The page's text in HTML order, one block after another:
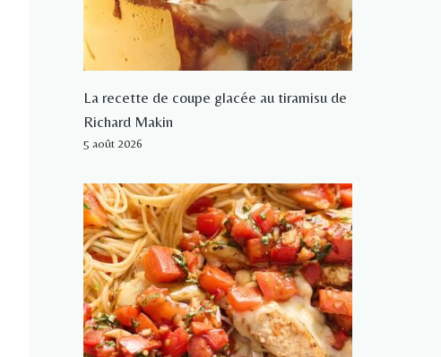
La recette de coupe glacée au tiramisu de
Richard Makin
5 août 2026